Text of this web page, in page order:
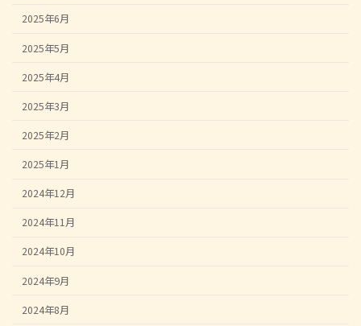
2025年6月
2025年5月
2025年4月
2025年3月
2025年2月
2025年1月
2024年12月
2024年11月
2024年10月
2024年9月
2024年8月